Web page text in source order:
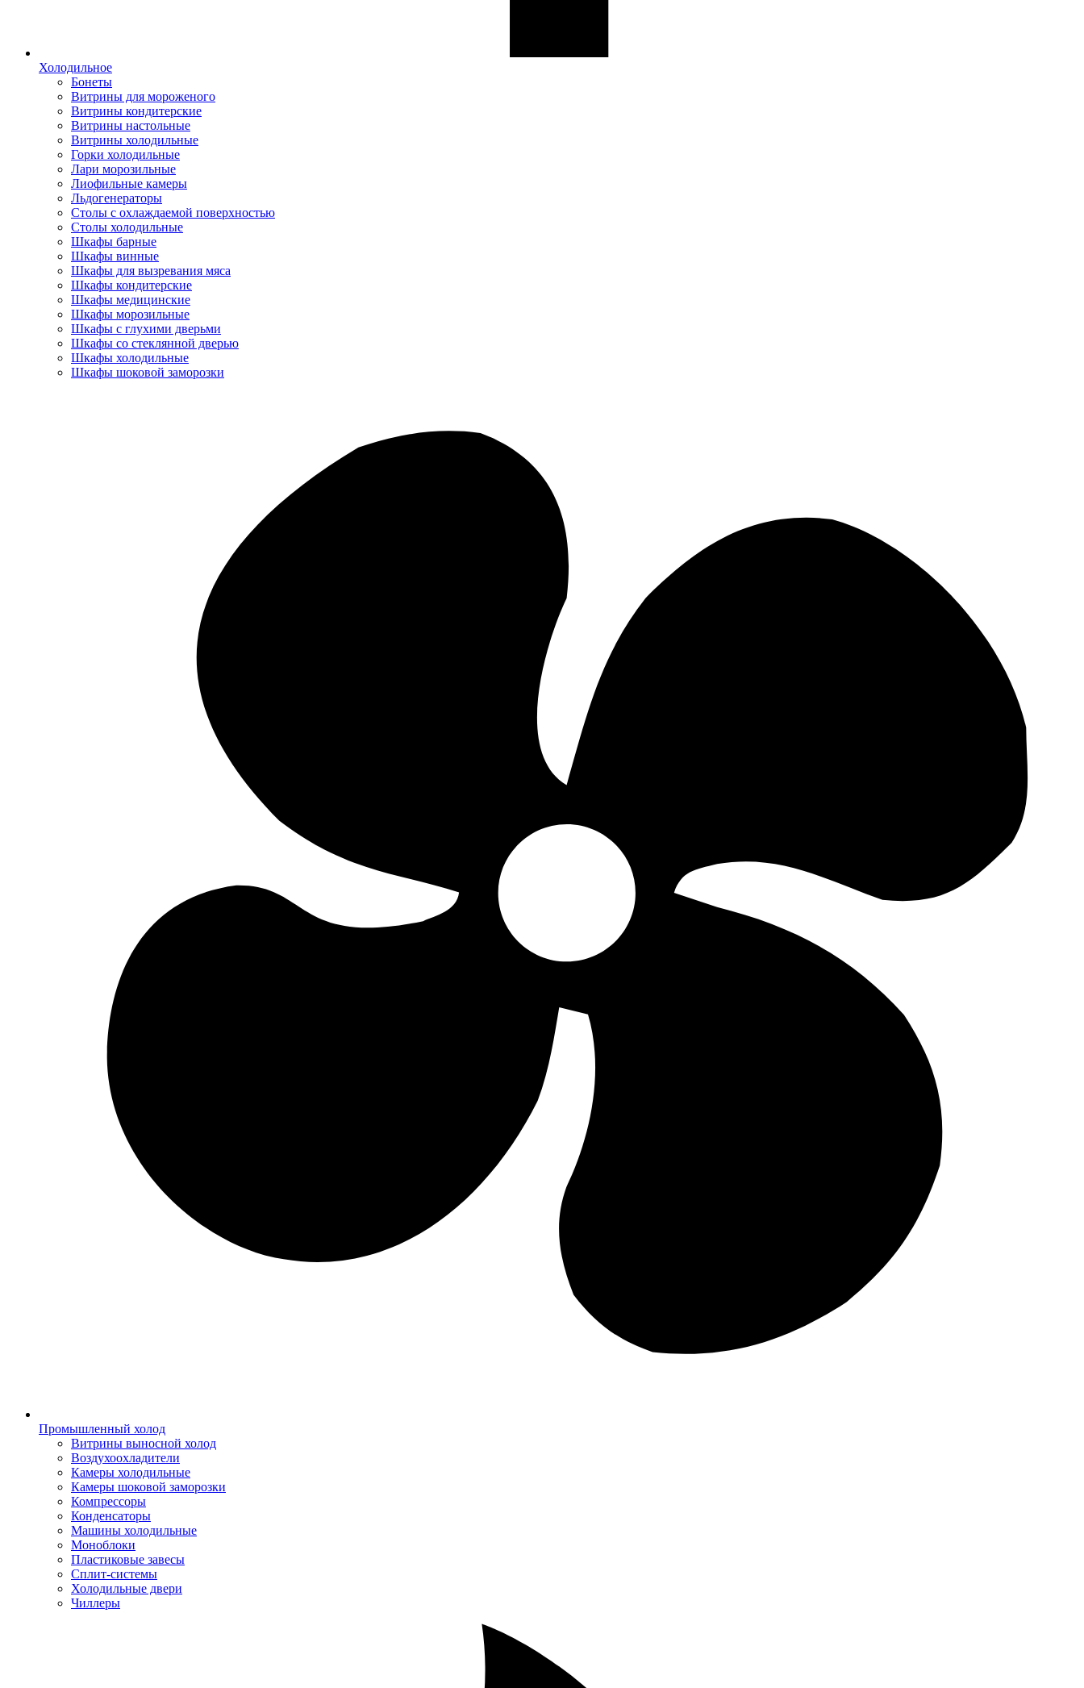
Холодильное
Бонеты
Витрины для мороженого
Витрины кондитерские
Витрины настольные
Витрины холодильные
Горки холодильные
Лари морозильные
Лиофильные камеры
Льдогенераторы
Столы с охлаждаемой поверхностью
Столы холодильные
Шкафы барные
Шкафы винные
Шкафы для вызревания мяса
Шкафы кондитерские
Шкафы медицинские
Шкафы морозильные
Шкафы с глухими дверьми
Шкафы со стеклянной дверью
Шкафы холодильные
Шкафы шоковой заморозки
Промышленный холод
Витрины выносной холод
Воздухоохладители
Камеры холодильные
Камеры шоковой заморозки
Компрессоры
Конденсаторы
Машины холодильные
Моноблоки
Пластиковые завесы
Сплит-системы
Холодильные двери
Чиллеры